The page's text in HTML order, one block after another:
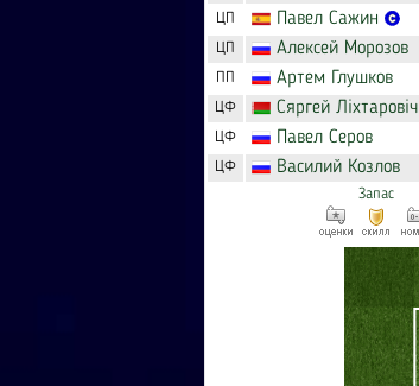
ЦП Павел Сажин
ЦП Алексей Морозов
ПП Артем Глушков
ЦФ Сяргей Ліхтаровіч
ЦФ Павел Серов
ЦФ Василий Козлов
Запас